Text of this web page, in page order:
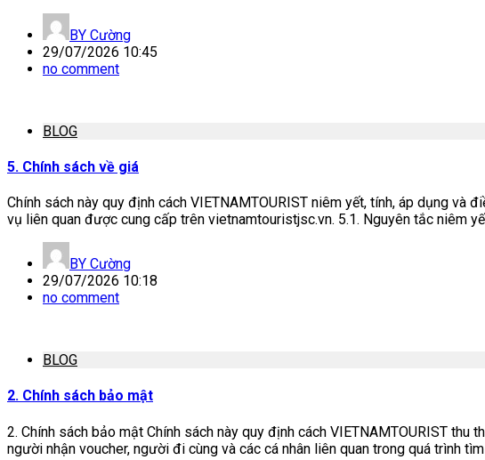
BY Cường
29/07/2026 10:45
no comment
BLOG
5. Chính sách về giá
Chính sách này quy định cách VIETNAMTOURIST niêm yết, tính, áp dụng và
vụ liên quan được cung cấp trên vietnamtouristjsc.vn. 5.1. Nguyên tắc niêm
BY Cường
29/07/2026 10:18
no comment
BLOG
2. Chính sách bảo mật
2. Chính sách bảo mật Chính sách này quy định cách VIETNAMTOURIST
người nhận voucher, người đi cùng và các cá nhân liên quan trong quá trình